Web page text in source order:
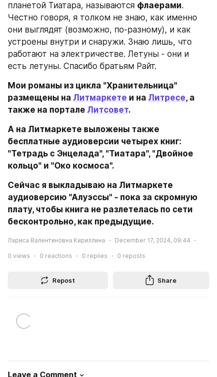
планетой Тиатара, называются флаерами.
Честно говоря, я толком не знаю, как именно
они выглядят (возможно, по-разному), и как
устроены внутри и снаружи. Знаю лишь, что
работают на электричестве. Летуны - они и
есть летуны. Спасибо братьям Райт.
Мои романы из цикла "Хранительница"
размещены на Литмаркете и на Литресе, а
также на портале Литсовет.
А на Литмаркете выложены также
бесплатные аудиоверсии четырех книг:
"Тетрадь с Энцелада", "Тиатара", "Двойное
кольцо" и "Око космоса".
Сейчас я выкладываю на Литмаркете
аудиоверсию "Алуэссы" - пока за скромную
плату, чтобы книга не разлетелась по сети
бесконтрольно, как предыдущие.
Лариса Валентиновна Кириллина December 17, 2024, 09:44
0 views 0 reactions 0 replies 0 reposts
Repost Share
Leave a Comment